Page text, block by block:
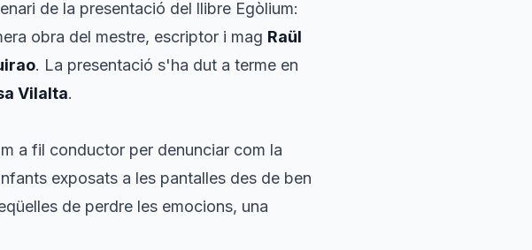
de la presentació del llibre Egòlium:
obra del mestre, escriptor i mag Raül
. La presentació s'ha dut a terme en
Vilalta.
a fil conductor per denunciar com la
exposats a les pantalles des de ben
de perdre les emocions, una